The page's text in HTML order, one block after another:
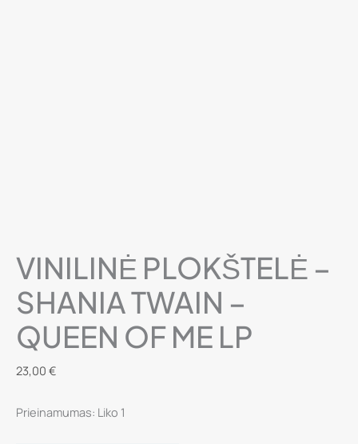
VINILINĖ PLOKŠTELĖ –
SHANIA TWAIN –
QUEEN OF ME LP
23,00 €
Prieinamumas: Liko 1